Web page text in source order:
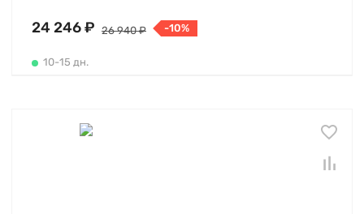
24 246 ₽ 26 940 ₽ -10%
10-15 дн.